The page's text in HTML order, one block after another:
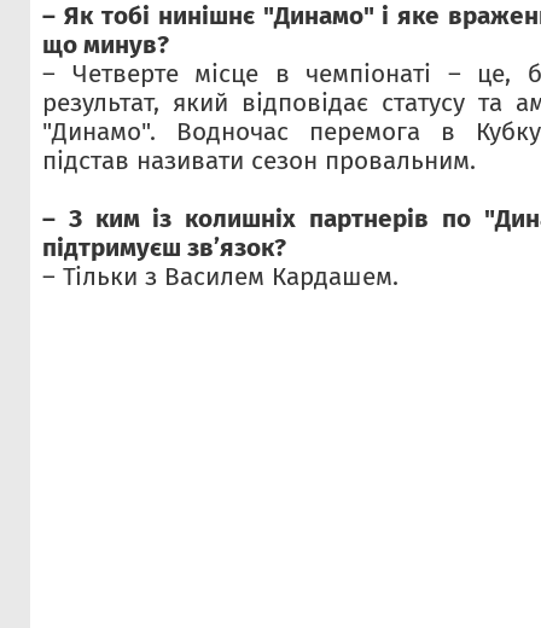
– Як тобі нинішнє "Динамо" і яке
що минув?
– Четверте місце в чемпіонаті – це,
результат, який відповідає статусу та
"Динамо". Водночас перемога в
підстав називати сезон провальним.
– З ким із колишніх партнерів по
підтримуєш зв’язок?
– Тільки з Василем Кардашем.